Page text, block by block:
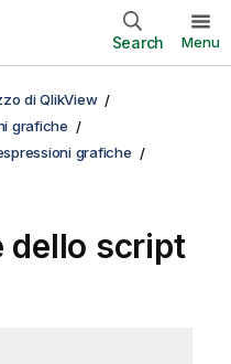
Search Menu
di QlikView
grafiche
grafiche
dello script